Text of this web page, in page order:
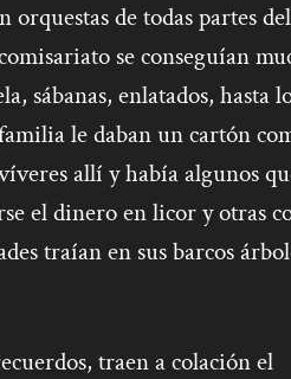
de todas partes del
se conseguían
sábanas, enlatados, hasta
le daban un cartón
allí y había algunos
el dinero en licor y otras
traían en sus barcos
traen a colación el